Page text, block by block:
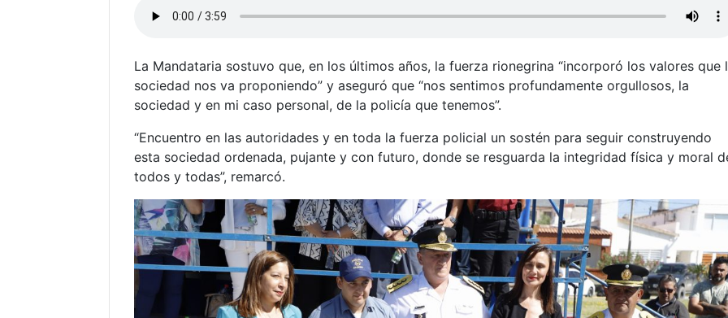
La Mandataria sostuvo que, en los últimos años, la fuerza rionegrina “incorporó los valores que
sociedad nos va proponiendo” y aseguró que “nos sentimos profundamente orgullosos, la
sociedad y en mi caso personal, de la policía que tenemos”.
“Encuentro en las autoridades y en toda la fuerza policial un sostén para seguir construyendo
esta sociedad ordenada, pujante y con futuro, donde se resguarda la integridad física y moral
todos y todas”, remarcó.